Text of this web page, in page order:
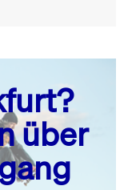
SA. SO.
1
2
8
über